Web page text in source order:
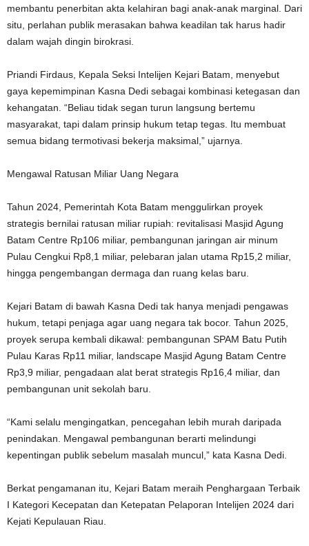
membantu penerbitan akta kelahiran bagi anak-anak marginal. Dari
situ, perlahan publik merasakan bahwa keadilan tak harus hadir
dalam wajah dingin birokrasi.
Priandi Firdaus, Kepala Seksi Intelijen Kejari Batam, menyebut
gaya kepemimpinan Kasna Dedi sebagai kombinasi ketegasan dan
kehangatan. “Beliau tidak segan turun langsung bertemu
masyarakat, tapi dalam prinsip hukum tetap tegas. Itu membuat
semua bidang termotivasi bekerja maksimal,” ujarnya.
Mengawal Ratusan Miliar Uang Negara
Tahun 2024, Pemerintah Kota Batam menggulirkan proyek
strategis bernilai ratusan miliar rupiah: revitalisasi Masjid Agung
Batam Centre Rp106 miliar, pembangunan jaringan air minum
Pulau Cengkui Rp8,1 miliar, pelebaran jalan utama Rp15,2 miliar,
hingga pengembangan dermaga dan ruang kelas baru.
Kejari Batam di bawah Kasna Dedi tak hanya menjadi pengawas
hukum, tetapi penjaga agar uang negara tak bocor. Tahun 2025,
proyek serupa kembali dikawal: pembangunan SPAM Batu Putih
Pulau Karas Rp11 miliar, landscape Masjid Agung Batam Centre
Rp3,9 miliar, pengadaan alat berat strategis Rp16,4 miliar, dan
pembangunan unit sekolah baru.
“Kami selalu mengingatkan, pencegahan lebih murah daripada
penindakan. Mengawal pembangunan berarti melindungi
kepentingan publik sebelum masalah muncul,” kata Kasna Dedi.
Berkat pengamanan itu, Kejari Batam meraih Penghargaan Terbaik
I Kategori Kecepatan dan Ketepatan Pelaporan Intelijen 2024 dari
Kejati Kepulauan Riau.